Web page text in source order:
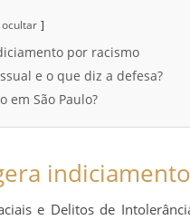
ocultar
por racismo
e o que diz a defesa?
em São Paulo?
e Delitos de